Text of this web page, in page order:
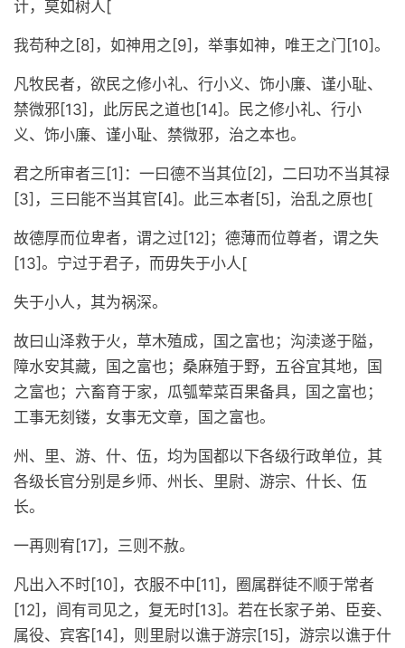
计，莫如树人[
我苟种之[8]，如神用之[9]，举事如神，唯王之门[10]。
凡牧民者，欲民之修小礼、行小义、饰小廉、谨小耻、
禁微邪[13]，此厉民之道也[14]。民之修小礼、行小
义、饰小廉、谨小耻、禁微邪，治之本也。
君之所审者三[1]：一曰德不当其位[2]，二曰功不当其禄
[3]，三曰能不当其官[4]。此三本者[5]，治乱之原也[
故德厚而位卑者，谓之过[12]；德薄而位尊者，谓之失
[13]。宁过于君子，而毋失于小人[
失于小人，其为祸深。
故曰山泽救于火，草木殖成，国之富也；沟渎遂于隘，
障水安其藏，国之富也；桑麻殖于野，五谷宜其地，国
之富也；六畜育于家，瓜瓠荤菜百果备具，国之富也；
工事无刻镂，女事无文章，国之富也。
州、里、游、什、伍，均为国都以下各级行政单位，其
各级长官分别是乡师、州长、里尉、游宗、什长、伍
长。
一再则宥[17]，三则不赦。
凡出入不时[10]，衣服不中[11]，圈属群徒不顺于常者
[12]，闾有司见之，复无时[13]。若在长家子弟、臣妾、
属役、宾客[14]，则里尉以谯于游宗[15]，游宗以谯于什